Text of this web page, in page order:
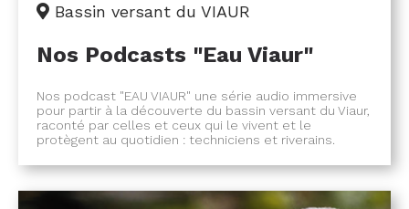
Bassin versant du VIAUR
Nos Podcasts "Eau Viaur"
Nos podcast "EAU VIAUR" une série audio immersive
pour partir à la découverte du bassin versant du Viaur,
raconté par celles et ceux qui le vivent et le
protègent au quotidien : techniciens et riverains.